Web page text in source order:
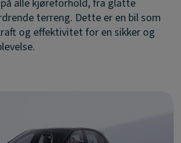
alle kjøreforhold, fra glatte
terreng. Dette er en bil som
og effektivitet for en sikker og